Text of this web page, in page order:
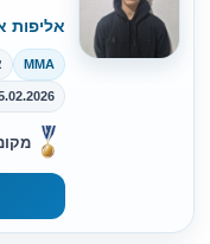
אליפות
MMA